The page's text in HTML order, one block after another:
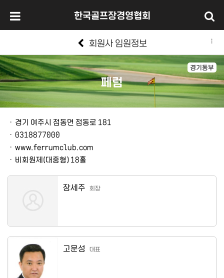
한국골프장경영협회
회원사 임원정보
경기동부
페럼
본문
ㆍ 경기 여주시 점동면 점동로 181
ㆍ 0318877000
ㆍ www.ferrumclub.com
ㆍ 비회원제(대중형) 18홀
장세주 회장
고문성 대표